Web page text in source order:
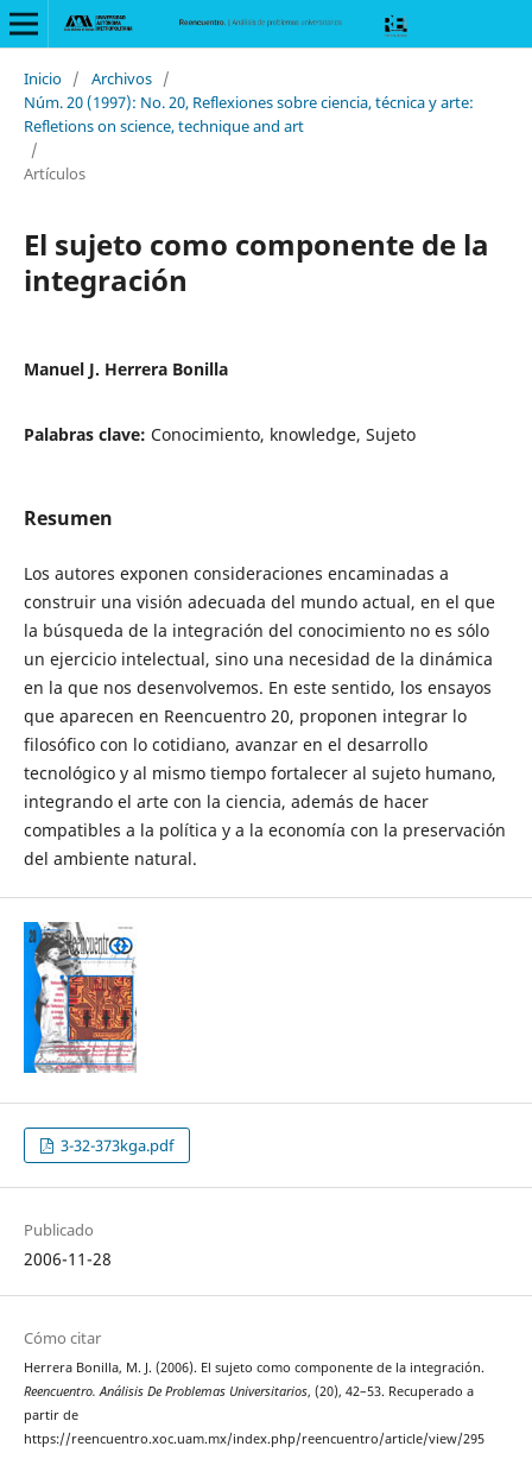
Inicio / Archivos /
Núm. 20 (1997): No. 20, Reflexiones sobre ciencia, técnica y arte:
Refletions on science, technique and art
/
Artículos
El sujeto como componente de la
integración
Manuel J. Herrera Bonilla
Palabras clave: Conocimiento, knowledge, Sujeto
Resumen
Los autores exponen consideraciones encaminadas a
construir una visión adecuada del mundo actual, en el que
la búsqueda de la integración del conocimiento no es sólo
un ejercicio intelectual, sino una necesidad de la dinámica
en la que nos desenvolvemos. En este sentido, los ensayos
que aparecen en Reencuentro 20, proponen integrar lo
filosófico con lo cotidiano, avanzar en el desarrollo
tecnológico y al mismo tiempo fortalecer al sujeto humano,
integrando el arte con la ciencia, además de hacer
compatibles a la política y a la economía con la preservación
del ambiente natural.
3-32-373kga.pdf
Publicado
2006-11-28
Cómo citar
Herrera Bonilla, M. J. (2006). El sujeto como componente de la integración.
Reencuentro. Análisis De Problemas Universitarios, (20), 42–53. Recuperado a
partir de
https://reencuentro.xoc.uam.mx/index.php/reencuentro/article/view/295